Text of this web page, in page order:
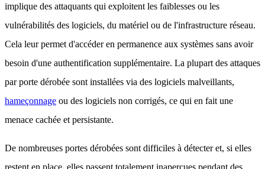
implique des attaquants qui exploitent les faiblesses ou les
vulnérabilités des logiciels, du matériel ou de l'infrastructure réseau.
Cela leur permet d'accéder en permanence aux systèmes sans avoir
besoin d'une authentification supplémentaire. La plupart des attaques
par porte dérobée sont installées via des logiciels malveillants,
hameçonnage ou des logiciels non corrigés, ce qui en fait une
menace cachée et persistante.
De nombreuses portes dérobées sont difficiles à détecter et, si elles
restent en place, elles passent totalement inaperçues pendant des